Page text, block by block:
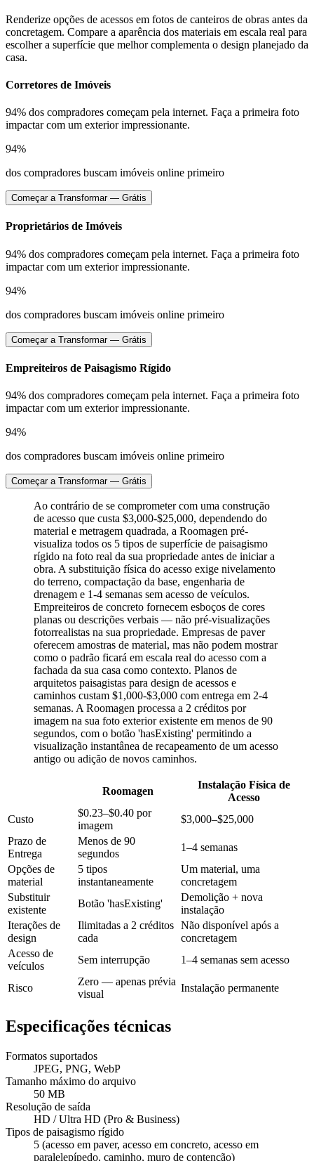
Renderize opções de acessos em fotos de canteiros de obras antes da
concretagem. Compare a aparência dos materiais em escala real para
escolher a superfície que melhor complementa o design planejado da
casa.
Corretores de Imóveis
94% dos compradores começam pela internet. Faça a primeira foto
impactar com um exterior impressionante.
94%
dos compradores buscam imóveis online primeiro
Começar a Transformar — Grátis
Proprietários de Imóveis
94% dos compradores começam pela internet. Faça a primeira foto
impactar com um exterior impressionante.
94%
dos compradores buscam imóveis online primeiro
Começar a Transformar — Grátis
Empreiteiros de Paisagismo Rígido
94% dos compradores começam pela internet. Faça a primeira foto
impactar com um exterior impressionante.
94%
dos compradores buscam imóveis online primeiro
Começar a Transformar — Grátis
Ao contrário de se comprometer com uma construção
de acesso que custa $3,000-$25,000, dependendo do
material e metragem quadrada, a Roomagen pré-
visualiza todos os 5 tipos de superfície de paisagismo
rígido na foto real da sua propriedade antes de iniciar a
obra. A substituição física do acesso exige nivelamento
do terreno, compactação da base, engenharia de
drenagem e 1-4 semanas sem acesso de veículos.
Empreiteiros de concreto fornecem esboços de cores
planas ou descrições verbais — não pré-visualizações
fotorrealistas na sua propriedade. Empresas de paver
oferecem amostras de material, mas não podem mostrar
como o padrão ficará em escala real do acesso com a
fachada da sua casa como contexto. Planos de
arquitetos paisagistas para design de acessos e
caminhos custam $1,000-$3,000 com entrega em 2-4
semanas. A Roomagen processa a 2 créditos por
imagem na sua foto exterior existente em menos de 90
segundos, com o botão 'hasExisting' permitindo a
visualização instantânea de recapeamento de um acesso
antigo ou adição de novos caminhos.
Roomagen
Instalação Física de
Acesso
Custo
$0.23–$0.40 por
imagem
$3,000–$25,000
Prazo de
Entrega
Menos de 90
segundos
1–4 semanas
Opções de
material
5 tipos
instantaneamente
Um material, uma
concretagem
Substituir
existente
Botão 'hasExisting'
Demolição + nova
instalação
Iterações de
design
Ilimitadas a 2 créditos
cada
Não disponível após a
concretagem
Acesso de
veículos
Sem interrupção 1–4 semanas sem acesso
Risco
Zero — apenas prévia
visual
Instalação permanente
Especificações técnicas
Formatos suportados
JPEG, PNG, WebP
Tamanho máximo do arquivo
50 MB
Resolução de saída
HD / Ultra HD (Pro & Business)
Tipos de paisagismo rígido
5 (acesso em paver, acesso em concreto, acesso em
paralelepípedo, caminho, muro de contenção)